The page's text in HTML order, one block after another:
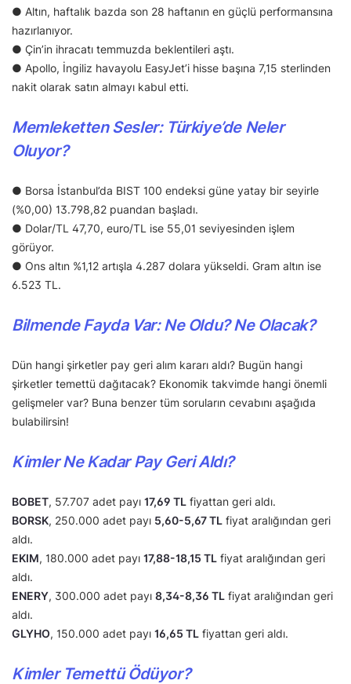
● Altın, haftalık bazda son 28 haftanın en güçlü performansına
hazırlanıyor.
● Çin’in ihracatı temmuzda beklentileri aştı.
● Apollo, İngiliz havayolu EasyJet’i hisse başına 7,15 sterlinden
nakit olarak satın almayı kabul etti.
Memleketten Sesler: Türkiye’de Neler
Oluyor?
● Borsa İstanbul’da BIST 100 endeksi güne yatay bir seyirle
(%0,00) 13.798,82 puandan başladı.
● Dolar/TL 47,70, euro/TL ise 55,01 seviyesinden işlem
görüyor.
● Ons altın %1,12 artışla 4.287 dolara yükseldi. Gram altın ise
6.523 TL.
Bilmende Fayda Var: Ne Oldu? Ne Olacak?
Dün hangi şirketler pay geri alım kararı aldı? Bugün hangi
şirketler temettü dağıtacak? Ekonomik takvimde hangi önemli
gelişmeler var? Buna benzer tüm soruların cevabını aşağıda
bulabilirsin!
Kimler Ne Kadar Pay Geri Aldı?
BOBET, 57.707 adet payı 17,69 TL fiyattan geri aldı.
BORSK, 250.000 adet payı 5,60-5,67 TL fiyat aralığından geri
aldı.
EKIM, 180.000 adet payı 17,88-18,15 TL fiyat aralığından geri
aldı.
ENERY, 300.000 adet payı 8,34-8,36 TL fiyat aralığından geri
aldı.
GLYHO, 150.000 adet payı 16,65 TL fiyattan geri aldı.
Kimler Temettü Ödüyor?